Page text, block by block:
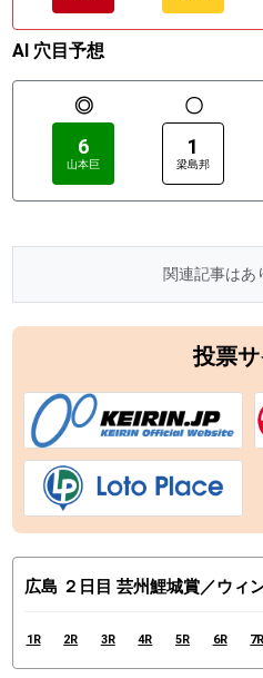
AI 穴目予想
◎
6
山本巨
〇
1
梁島邦
関連記事はあ
投票サ
広島 ２日目 芸州鯉城賞／ウィ
1R 2R 3R 4R 5R 6R 7R